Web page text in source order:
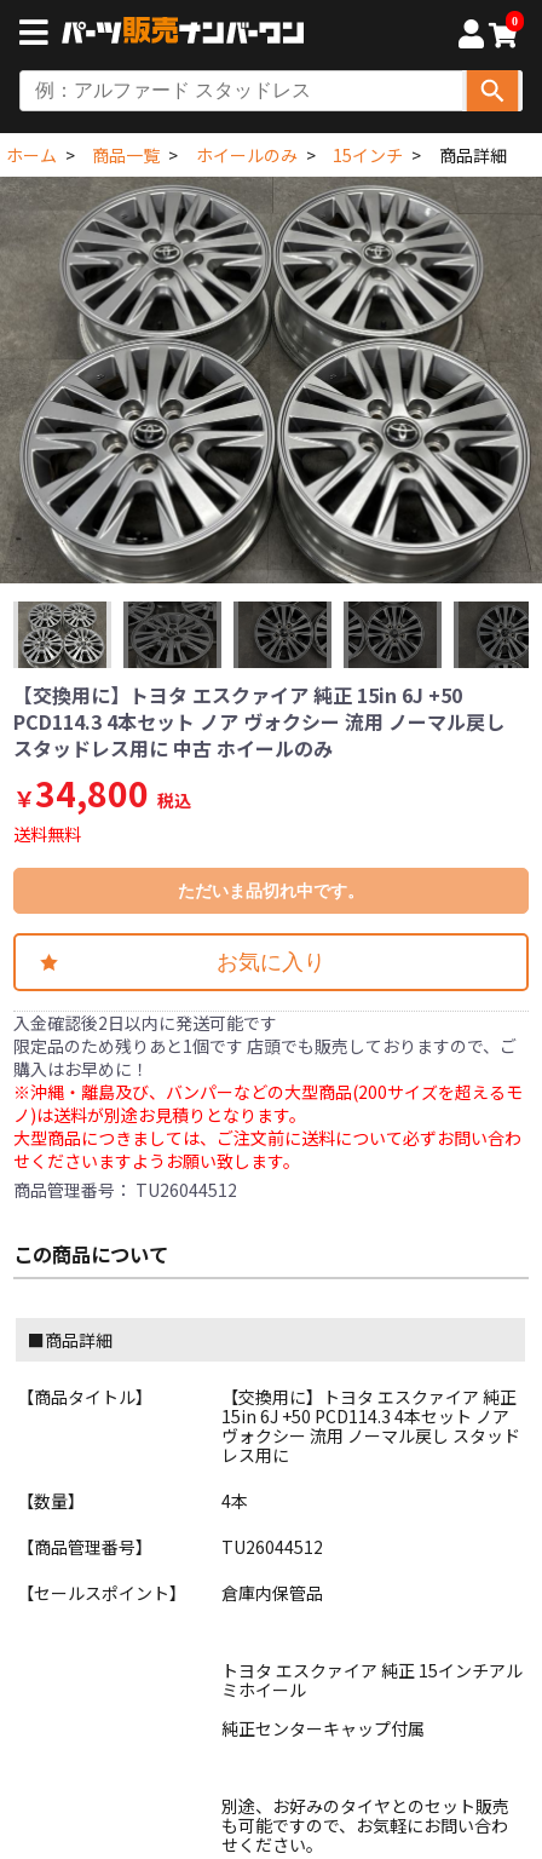
0
ホーム 商品一覧 ホイールのみ 15インチ 商品詳細
【交換用に】トヨタ エスクァイア 純正 15in 6J +50
PCD114.3 4本セット ノア ヴォクシー 流用 ノーマル戻し
スタッドレス用に 中古 ホイールのみ
￥34,800 税込
送料無料
ただいま品切れ中です。
お気に入り
入金確認後2日以内に発送可能です
限定品のため残りあと1個です 店頭でも販売しておりますので、ご
購入はお早めに！
※沖縄・離島及び、バンパーなどの大型商品(200サイズを超えるモ
ノ)は送料が別途お見積りとなります。
大型商品につきましては、ご注文前に送料について必ずお問い合わ
せくださいますようお願い致します。
商品管理番号： TU26044512
この商品について
■商品詳細
【商品タイトル】
【交換用に】トヨタ エスクァイア 純正
15in 6J +50 PCD114.3 4本セット ノア
ヴォクシー 流用 ノーマル戻し スタッド
レス用に
【数量】
4本
【商品管理番号】
TU26044512
【セールスポイント】
倉庫内保管品
トヨタ エスクァイア 純正 15インチアル
ミホイール
純正センターキャップ付属
別途、お好みのタイヤとのセット販売
も可能ですので、お気軽にお問い合わ
せください。